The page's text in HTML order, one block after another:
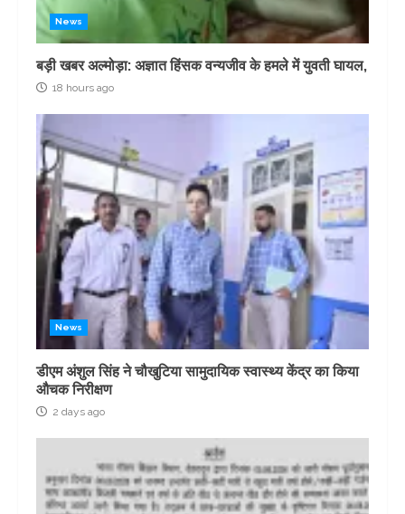
News
बड़ी खबर अल्मोड़ा: अज्ञात हिंसक वन्यजीव के हमले में युवती घायल,
18 hours ago
News
डीएम अंशुल सिंह ने चौखुटिया सामुदायिक स्वास्थ्य केंद्र का किया
औचक निरीक्षण
2 days ago